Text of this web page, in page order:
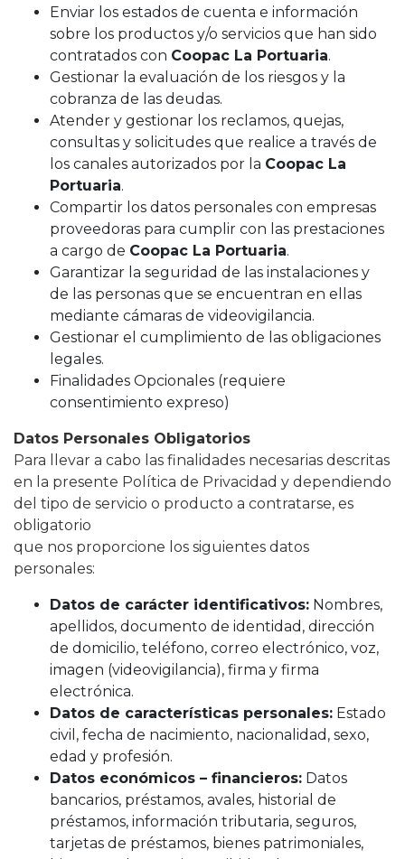
Enviar los estados de cuenta e información
sobre los productos y/o servicios que han sido
contratados con Coopac La Portuaria.
Gestionar la evaluación de los riesgos y la
cobranza de las deudas.
Atender y gestionar los reclamos, quejas,
consultas y solicitudes que realice a través de
los canales autorizados por la Coopac La
Portuaria.
Compartir los datos personales con empresas
proveedoras para cumplir con las prestaciones
a cargo de Coopac La Portuaria.
Garantizar la seguridad de las instalaciones y
de las personas que se encuentran en ellas
mediante cámaras de videovigilancia.
Gestionar el cumplimiento de las obligaciones
legales.
Finalidades Opcionales (requiere
consentimiento expreso)
Datos Personales Obligatorios
Para llevar a cabo las finalidades necesarias descritas
en la presente Política de Privacidad y dependiendo
del tipo de servicio o producto a contratarse, es
obligatorio
que nos proporcione los siguientes datos
personales:
Datos de carácter identificativos: Nombres,
apellidos, documento de identidad, dirección
de domicilio, teléfono, correo electrónico, voz,
imagen (videovigilancia), firma y firma
electrónica.
Datos de características personales: Estado
civil, fecha de nacimiento, nacionalidad, sexo,
edad y profesión.
Datos económicos – financieros: Datos
bancarios, préstamos, avales, historial de
préstamos, información tributaria, seguros,
tarjetas de préstamos, bienes patrimoniales,